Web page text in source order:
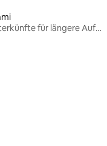
Unterkünfte für längere Aufenthalte